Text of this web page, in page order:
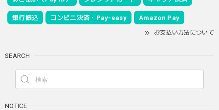
銀行振込 コンビニ決済・Pay-easy Amazon Pay
お支払い方法について
SEARCH
NOTICE